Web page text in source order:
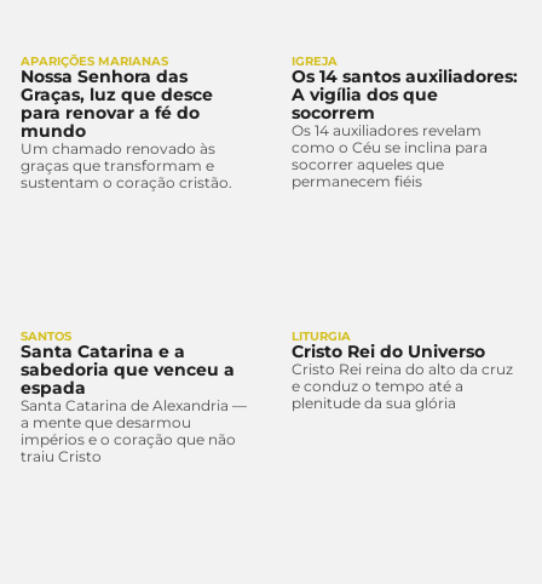
APARIÇÕES MARIANAS
Nossa Senhora das
Graças, luz que desce
para renovar a fé do
mundo
Um chamado renovado às
graças que transformam e
sustentam o coração cristão.
IGREJA
Os 14 santos auxiliadores:
A vigília dos que
socorrem
Os 14 auxiliadores revelam
como o Céu se inclina para
socorrer aqueles que
permanecem fiéis
SANTOS
Santa Catarina e a
sabedoria que venceu a
espada
Santa Catarina de Alexandria —
a mente que desarmou
impérios e o coração que não
traiu Cristo
LITURGIA
Cristo Rei do Universo
Cristo Rei reina do alto da cruz
e conduz o tempo até a
plenitude da sua glória